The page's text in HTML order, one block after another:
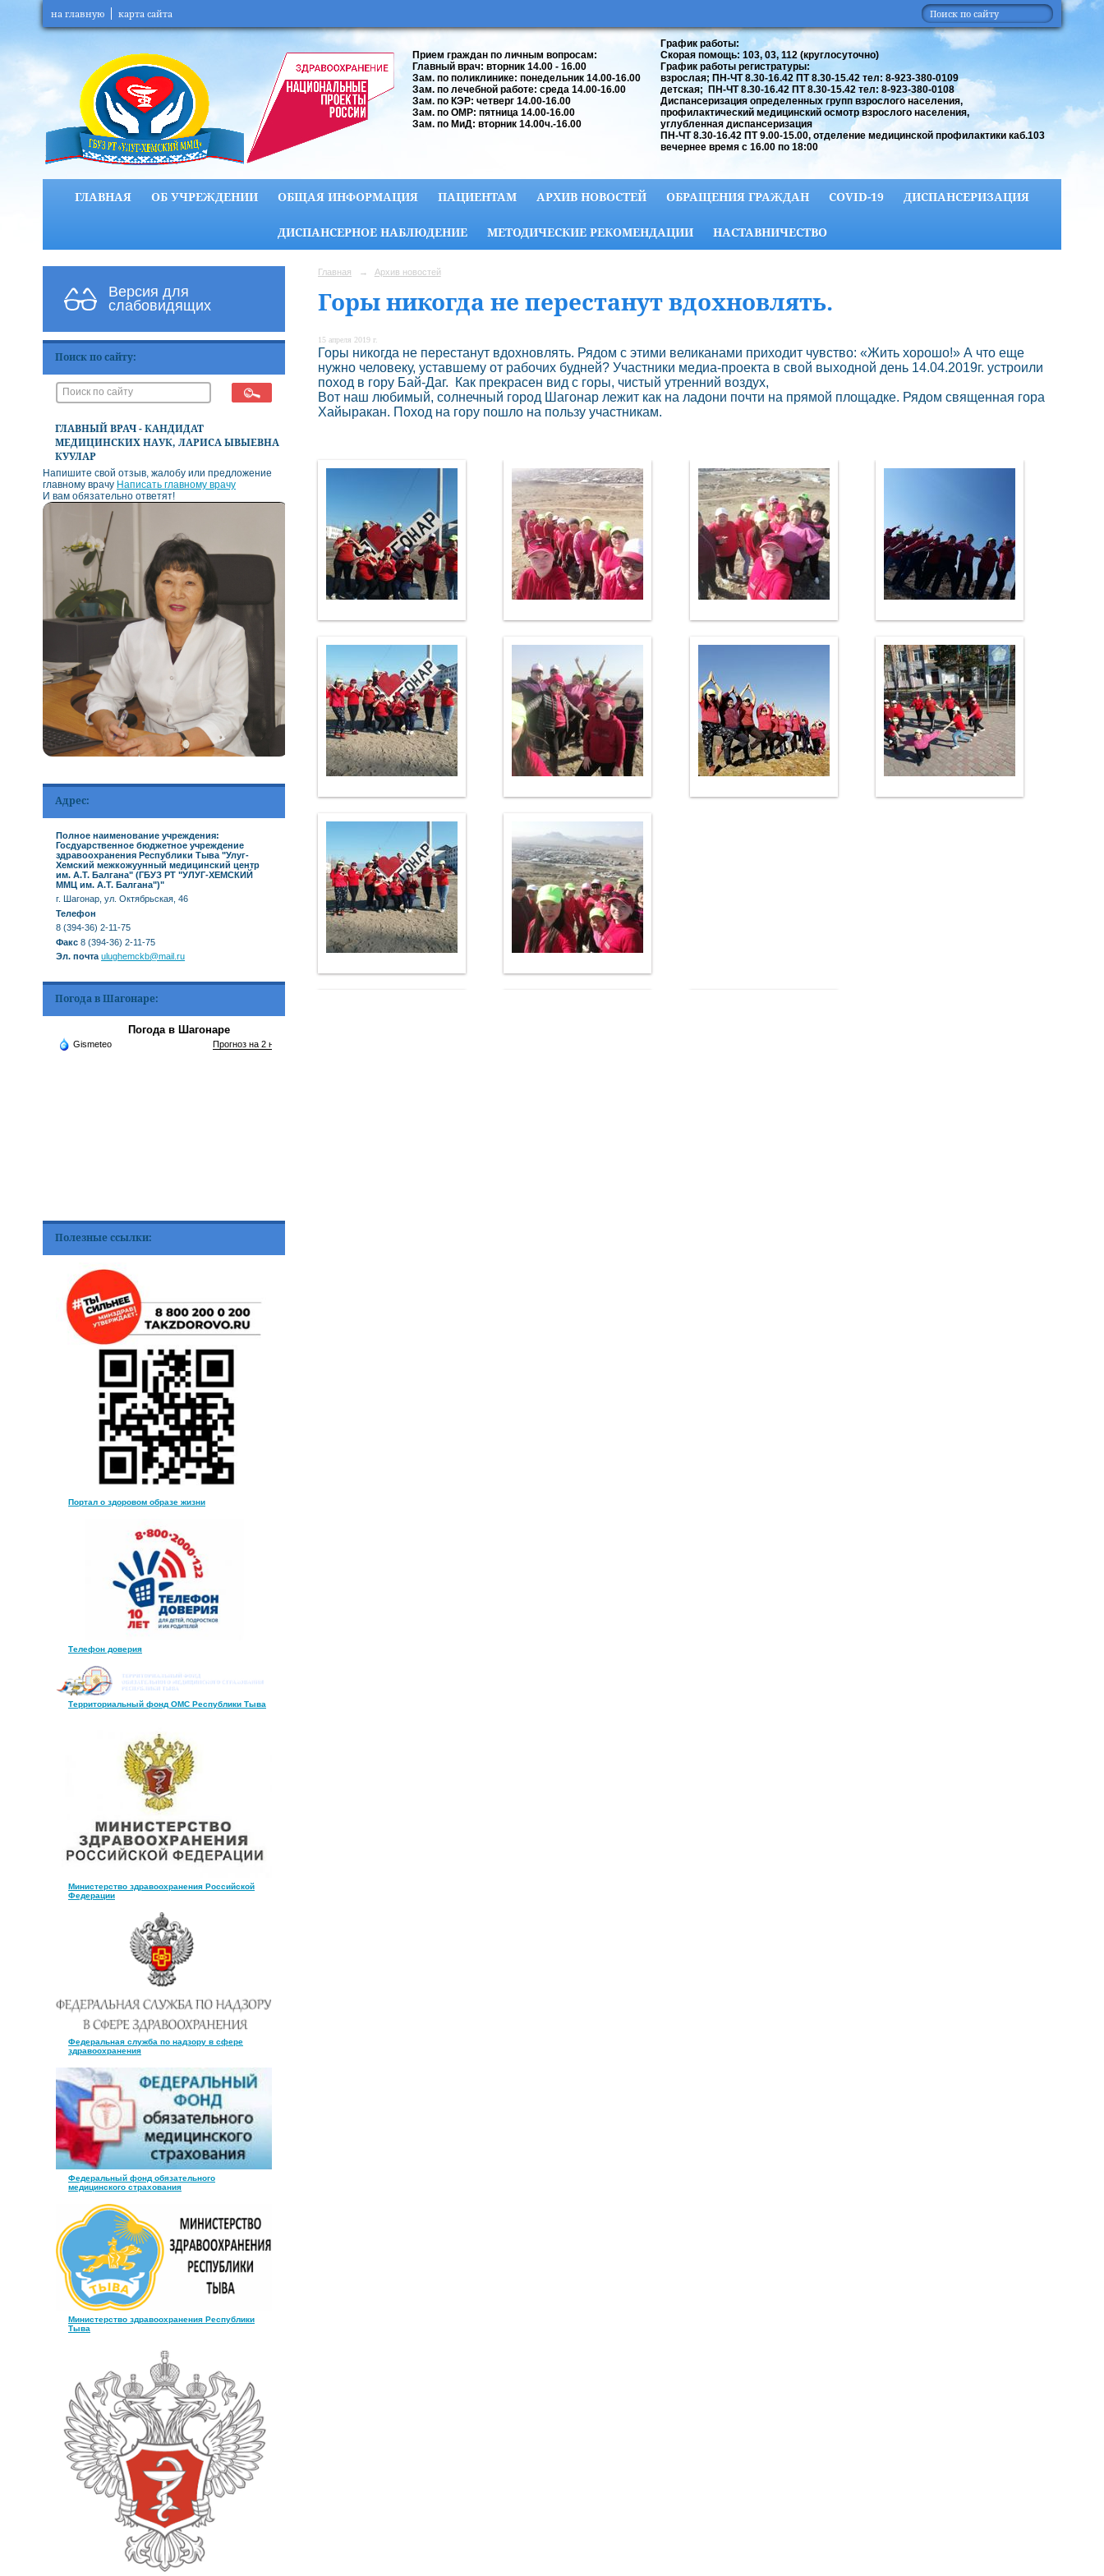
на главную карта сайта
Прием граждан по личным вопросам:
Главный врач: вторник 14.00 - 16.00
Зам. по поликлинике: понедельник 14.00-16.00
Зам. по лечебной работе: среда 14.00-16.00
Зам. по КЭР: четверг 14.00-16.00
Зам. по ОМР: пятница 14.00-16.00
Зам. по МиД: вторник 14.00ч.-16.00
График работы:
Скорая помощь: 103, 03, 112 (круглосуточно)
График работы регистратуры:
взрослая; ПН-ЧТ 8.30-16.42 ПТ 8.30-15.42 тел: 8-923-380-0109
детская; ПН-ЧТ 8.30-16.42 ПТ 8.30-15.42 тел: 8-923-380-0108
Диспансеризация определенных групп взрослого населения,
профилактический медицинский осмотр взрослого населения,
углубленная диспансеризация
ПН-ЧТ 8.30-16.42 ПТ 9.00-15.00, отделение медицинской профилактики каб.103
вечернее время с 16.00 по 18:00
ГЛАВНАЯ ОБ УЧРЕЖДЕНИИ ОБЩАЯ ИНФОРМАЦИЯ ПАЦИЕНТАМ АРХИВ НОВОСТЕЙ ОБРАЩЕНИЯ ГРАЖДАН COVID-19 ДИСПАНСЕРИЗАЦИЯ
ДИСПАНСЕРНОЕ НАБЛЮДЕНИЕ МЕТОДИЧЕСКИЕ РЕКОМЕНДАЦИИ НАСТАВНИЧЕСТВО
Версия для
слабовидящих
Поиск по сайту:
ГЛАВНЫЙ ВРАЧ - КАНДИДАТ
МЕДИЦИНСКИХ НАУК, ЛАРИСА ЫВЫЕВНА
КУУЛАР
Напишите свой отзыв, жалобу или предложение
главному врачу Написать главному врачу
И вам обязательно ответят!
Адрес:
Полное наименование учреждения:
Госдуарственное бюджетное учреждение
здравоохранения Республики Тыва "Улуг-
Хемский межкожуунный медицинский центр
им. А.Т. Балгана" (ГБУЗ РТ "УЛУГ-ХЕМСКИЙ
ММЦ им. А.Т. Балгана")"
г. Шагонар, ул. Октябрьская, 46
Телефон
8 (394-36) 2-11-75
Факс 8 (394-36) 2-11-75
Эл. почта ulughemckb@mail.ru
Погода в Шагонаре:
Погода в Шагонаре
Gismeteo Прогноз на 2 недели
Полезные ссылки:
Портал о здоровом образе жизни
Телефон доверия
Территориальный фонд ОМС Республики Тыва
Министерство здравоохранения Российской
Федерации
Федеральная служба по надзору в сфере
здравоохранения
Федеральный фонд обязательного
медицинского страхования
Министерство здравоохранения Республики
Тыва
Главная → Архив новостей
Горы никогда не перестанут вдохновлять.
15 апреля 2019 г.
Горы никогда не перестанут вдохновлять. Рядом с этими великанами приходит чувство: «Жить хорошо!» А что еще
нужно человеку, уставшему от рабочих будней? Участники медиа-проекта в свой выходной день 14.04.2019г. устроили
поход в гору Бай-Даг. Как прекрасен вид с горы, чистый утренний воздух,
Вот наш любимый, солнечный город Шагонар лежит как на ладони почти на прямой площадке. Рядом священная гора
Хайыракан. Поход на гору пошло на пользу участникам.